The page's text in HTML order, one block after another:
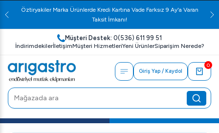
Öztiryakiler Marka Ürünlerde Kredi Kartına Vade Farksız 9 Ay'a Varan
Taksit İmkanı!
Müşteri Destek: 0(536) 611 99 51
İndirimdekilerİletişimMüşteri HizmetleriYeni ÜrünlerSiparişim Nerede?
Giriş Yap / Kaydol
0